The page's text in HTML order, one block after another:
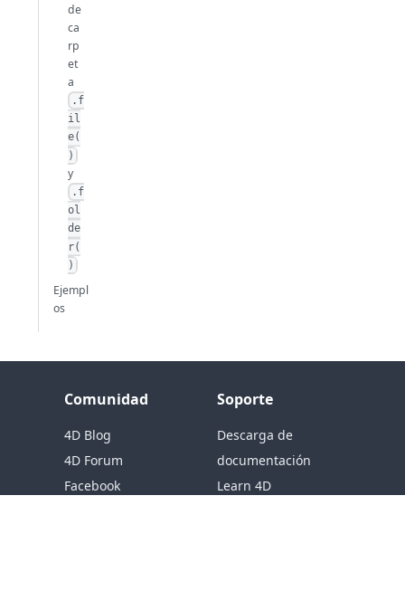
de
ca
rp
et
a
.f
il
e(
)
y
.f
ol
de
r(
)
Ejempl
os
Comunidad
4D Blog
4D Forum
Facebook
Soporte
Descarga de
documentación
Learn 4D